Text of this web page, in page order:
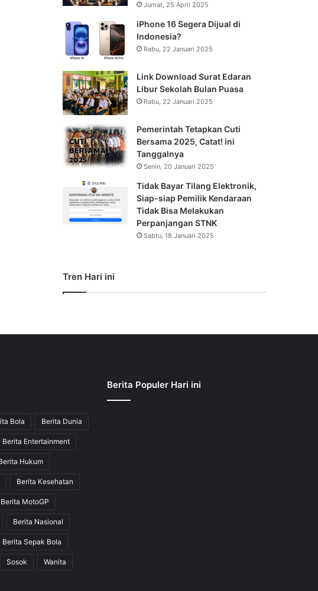
Jumat, 25 April 2025
iPhone 16 Segera Dijual di
Indonesia?
Rabu, 22 Januari 2025
Link Download Surat Edaran
Libur Sekolah Bulan Puasa
Rabu, 22 Januari 2025
Pemerintah Tetapkan Cuti
Bersama 2025, Catat! ini
Tanggalnya
Senin, 20 Januari 2025
Tidak Bayar Tilang Elektronik,
Siap-siap Pemilik Kendaraan
Tidak Bisa Melakukan
Perpanjangan STNK
Sabtu, 18 Januari 2025
Tren Hari ini
Bola Berita Dunia
Berita Entertainment
Hukum
Berita Kesehatan
Berita MotoGP
Berita Nasional
Berita Sepak Bola
Sosok Wanita
Berita Populer Hari ini